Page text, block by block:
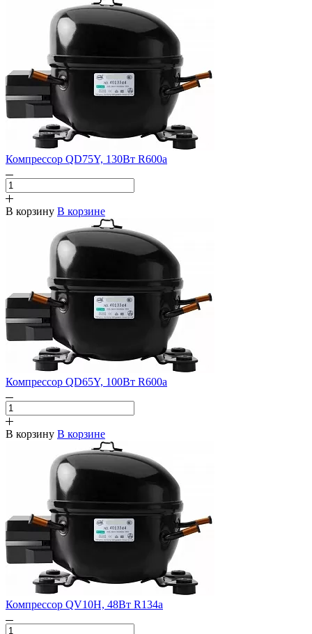
Компрессор QD75Y, 130Вт R600a
В корзину В корзине
Компрессор QD65Y, 100Вт R600a
В корзину В корзине
Компрессор QV10H, 48Вт R134a